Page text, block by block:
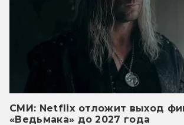
СМИ: Netflix отложит выход
«Ведьмака» до 2027 года